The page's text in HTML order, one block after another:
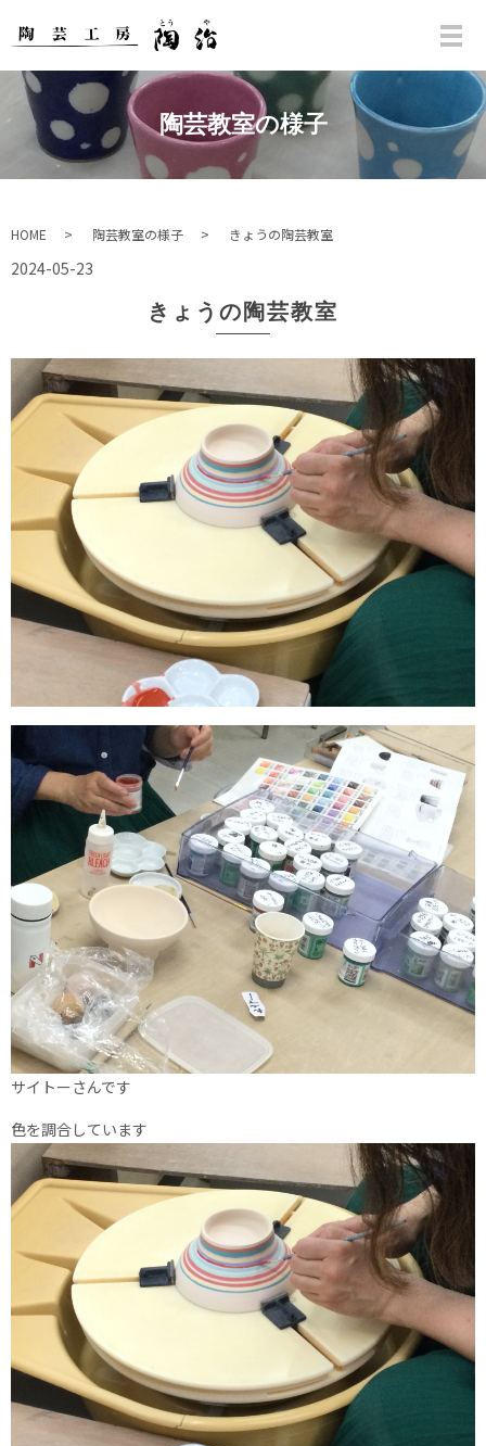
陶芸教室の様子
HOME 陶芸教室の様子 きょうの陶芸教室
2024-05-23
きょうの陶芸教室
サイトーさんです
色を調合しています